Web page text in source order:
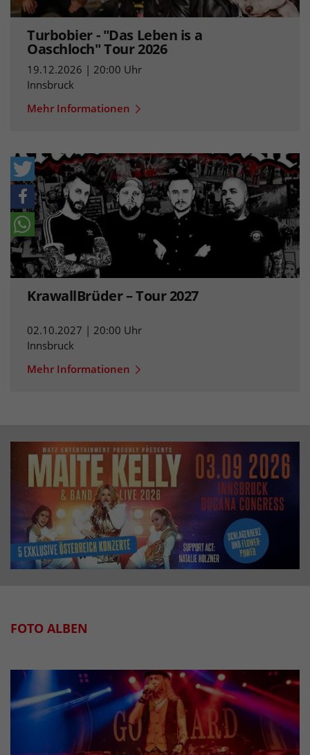
Turbobier - "Das Leben is a
Oaschloch" Tour 2026
19.12.2026 | 20:00 Uhr
Innsbruck
Mehr Informationen
KrawallBrüder – Tour 2027
02.10.2027 | 20:00 Uhr
Innsbruck
Mehr Informationen
FOTO ALBEN